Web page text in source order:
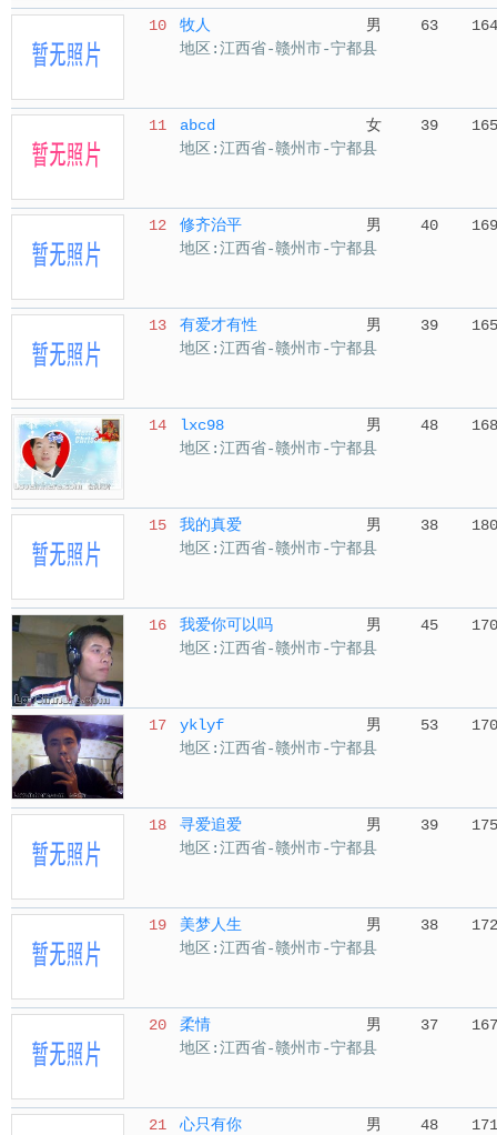
10 牧人 男 63
164
地区:江西省-赣州市-宁都县
11 abcd 女 39
165
地区:江西省-赣州市-宁都县
12 修齐治平 男 40
169
地区:江西省-赣州市-宁都县
13 有爱才有性 男 39
165
地区:江西省-赣州市-宁都县
14 lxc98 男 48
168
地区:江西省-赣州市-宁都县
15 我的真爱 男 38
180
地区:江西省-赣州市-宁都县
16 我爱你可以吗 男 45
170
地区:江西省-赣州市-宁都县
17 yklyf 男 53
170
地区:江西省-赣州市-宁都县
18 寻爱追爱 男 39
175
地区:江西省-赣州市-宁都县
19 美梦人生 男 38
172
地区:江西省-赣州市-宁都县
20 柔情 男 37
167
地区:江西省-赣州市-宁都县
21 心只有你 男 48
171